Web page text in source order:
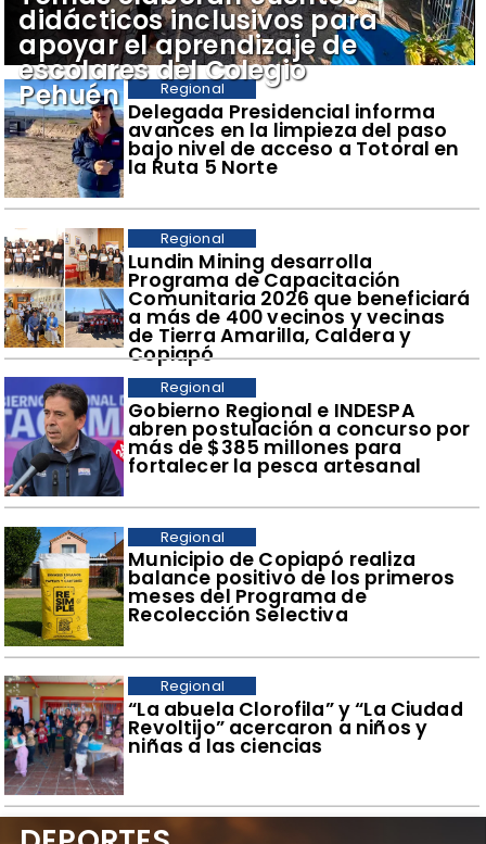
​Delegada Presidencial informa
avances en la limpieza del paso
bajo nivel de acceso a Totoral en
la Ruta 5 Norte
Regional
​Lundin Mining desarrolla
Programa de Capacitación
Comunitaria 2026 que beneficiará
a más de 400 vecinos y vecinas
de Tierra Amarilla, Caldera y
Copiapó
Regional
​Gobierno Regional e INDESPA
abren postulación a concurso por
más de $385 millones para
fortalecer la pesca artesanal
Regional
​Municipio de Copiapó realiza
balance positivo de los primeros
meses del Programa de
Recolección Selectiva
Regional
​“La abuela Clorofila” y “La Ciudad
Revoltijo” acercaron a niños y
niñas a las ciencias
Regional
didácticos inclusivos para
apoyar el aprendizaje de
escolares del Colegio
Pehuén